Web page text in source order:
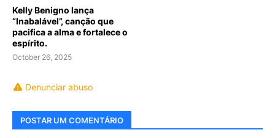
Kelly Benigno lança
“Inabalável”, canção que
pacifica a alma e fortalece o
espírito.
October 26, 2025
Denunciar abuso
POSTAR UM COMENTÁRIO